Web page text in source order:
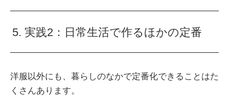
5. 実践2：日常生活で作るほかの定番
洋服以外にも、暮らしのなかで定番化できることはた
くさんあります。